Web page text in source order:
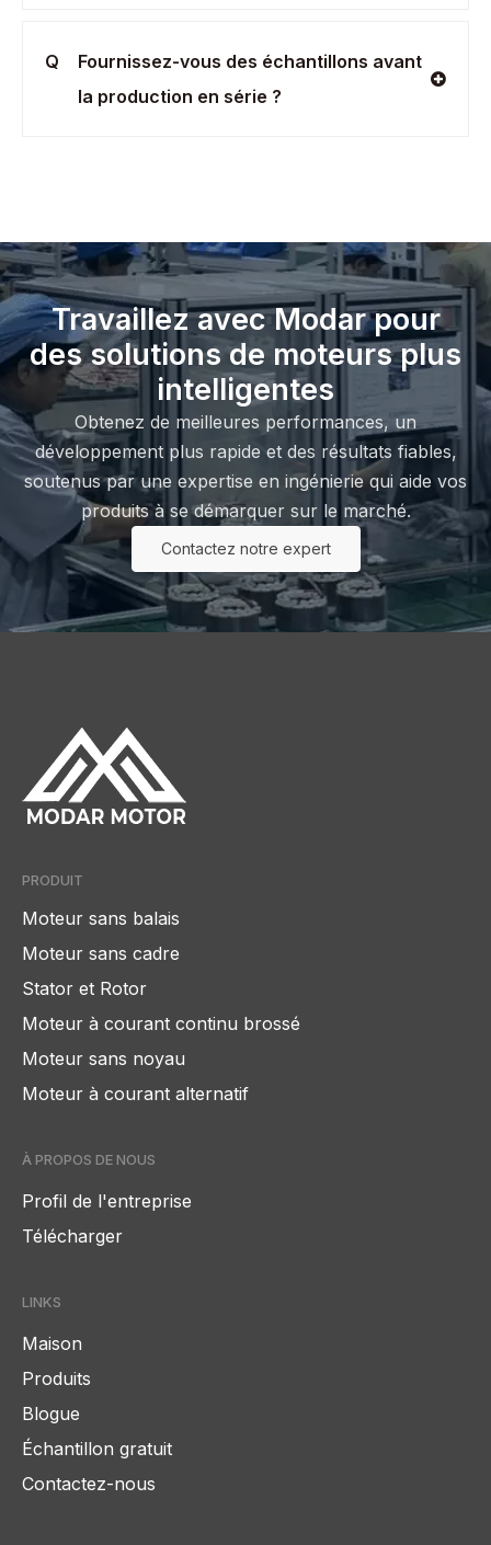
Q
Fournissez-vous des échantillons avant
la production en série ?
Travaillez avec Modar pour
des solutions de moteurs plus
intelligentes
Obtenez de meilleures performances, un
développement plus rapide et des résultats fiables,
soutenus par une expertise en ingénierie qui aide vos
produits à se démarquer sur le marché.
Contactez notre expert
PRODUIT
Moteur sans balais
Moteur sans cadre
Stator et Rotor
Moteur à courant continu brossé
Moteur sans noyau
Moteur à courant alternatif
À PROPOS DE NOUS
Profil de l'entreprise
Télécharger
LINKS
Maison
Produits
Blogue
Échantillon gratuit
Contactez-nous